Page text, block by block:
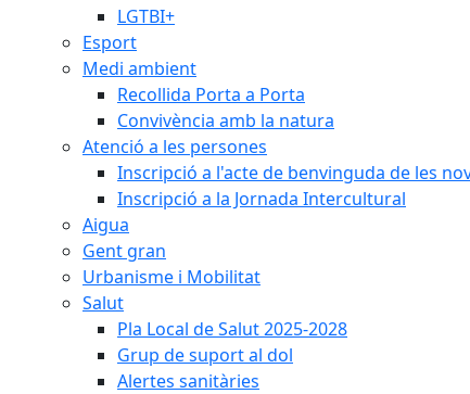
LGTBI+
Esport
Medi ambient
Recollida Porta a Porta
Convivència amb la natura
Atenció a les persones
Inscripció a l'acte de benvinguda de les
Inscripció a la Jornada Intercultural
Aigua
Gent gran
Urbanisme i Mobilitat
Salut
Pla Local de Salut 2025-2028
Grup de suport al dol
Alertes sanitàries